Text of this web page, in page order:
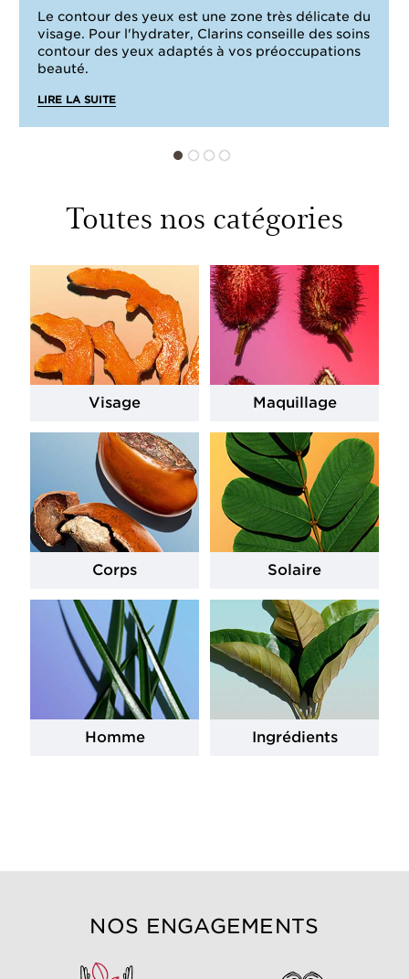
Le contour des yeux est une zone très délicate du
visage. Pour l'hydrater, Clarins conseille des soins
contour des yeux adaptés à vos préoccupations
beauté.
LIRE LA SUITE
Toutes nos catégories
Visage Maquillage
Corps Solaire
Homme Ingrédients
NOS ENGAGEMENTS